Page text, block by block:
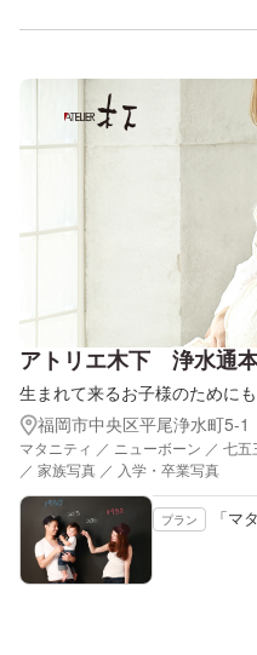
アトリエ木下 浄水通
生まれて来るお子様のために
福岡市中央区平尾浄水町5-1
マタニティ ／ ニューボーン ／ 七
／ 家族写真 ／ 入学・卒業写真
プラン 「マ